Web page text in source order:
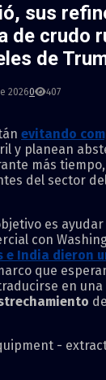
sus
de crudo
de
20260 407
evitando
y planean
más
del sector
es
con
e India dieron
que
en